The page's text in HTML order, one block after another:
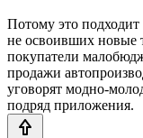
Потому это
не освоивших новые
покупатели
продажи
уговорят модно-
подряд приложения.